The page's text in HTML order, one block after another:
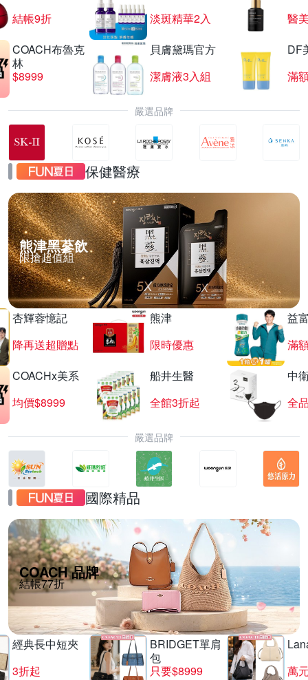
結帳9折
淡斑精華2入
醫
COACH布魯克
林
$8999
貝膚黛瑪官方
潔膚液3入組
DF
滿
嚴選品牌
保健醫療
熊津黑蔘飲
限搶超值組
杏輝蓉憶記
降再送超贈點
熊津
限時優惠
益
滿
COACHx美系
均價$8999
船井生醫
全館3折起
中
全
嚴選品牌
國際精品
COACH 品牌
結帳77折
經典長中短夾
3折起
BRIDGET單肩
包
只要$8999
萬